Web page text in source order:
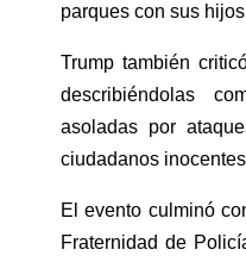
parques con sus
Trump también
describiéndolas
asoladas por
ciudadanos
El evento culminó
Fraternidad de